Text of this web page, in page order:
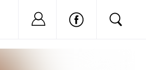
Nu ai cont?